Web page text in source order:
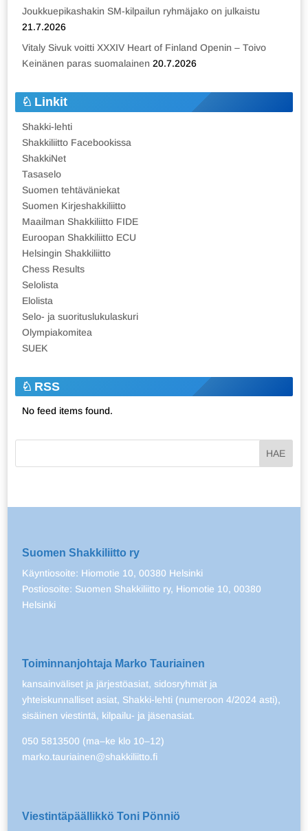
Joukkuepikashakin SM-kilpailun ryhmäjako on julkaistu
21.7.2026
Vitaly Sivuk voitti XXXIV Heart of Finland Openin – Toivo
Keinänen paras suomalainen 20.7.2026
Linkit
Shakki-lehti
Shakkiliitto Facebookissa
ShakkiNet
Tasaselo
Suomen tehtäväniekat
Suomen Kirjeshakkiliitto
Maailman Shakkiliitto FIDE
Euroopan Shakkiliitto ECU
Helsingin Shakkiliitto
Chess Results
Selolista
Elolista
Selo- ja suorituslukulaskuri
Olympiakomitea
SUEK
RSS
No feed items found.
Suomen Shakkiliitto ry
Käyntiosoite: Hiomotie 10, 00380 Helsinki
Postiosoite: Suomen Shakkiliitto ry, Hiomotie 10, 00380
Helsinki
Toiminnanjohtaja Marko Tauriainen
kansainväliset ja järjestöasiat, sidosryhmät ja
yhteiskunnalliset asiat, Shakki-lehti (numeroon 4/2024 asti),
sisäinen viestintä, kilpailu- ja jäsenasiat.
050 5813500 (ma–ke klo 10–12)
marko.tauriainen@shakkiliitto.fi
Viestintäpäällikkö Toni Pönniö